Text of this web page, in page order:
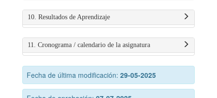
10. Resultados de Aprendizaje
11. Cronograma / calendario de la asignatura
Fecha de última modificación: 29-05-2025